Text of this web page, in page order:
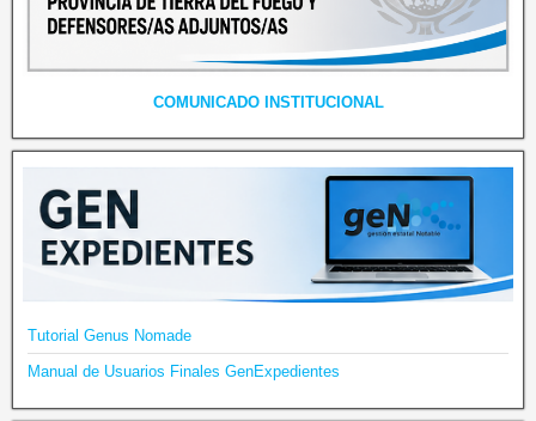
COMUNICADO INSTITUCIONAL
Tutorial Genus Nomade
Manual de Usuarios Finales GenExpedientes